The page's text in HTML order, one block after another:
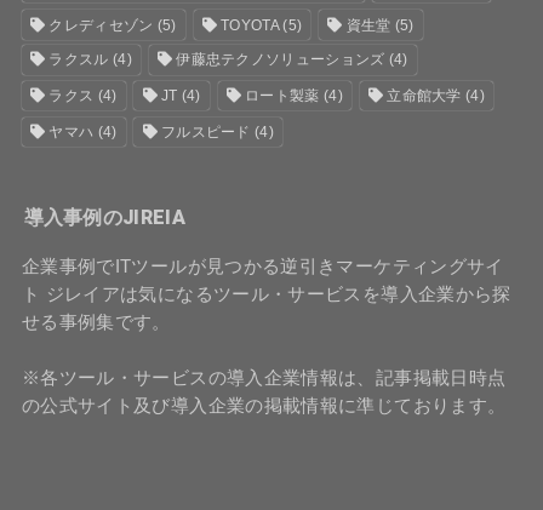
クレディセゾン (5) TOYOTA(5) 資生堂 (5)
ラクスル (4) 伊藤忠テクノソリューションズ (4)
ラクス (4) JT (4) ロート製薬 (4) 立命館大学 (4)
ヤマハ (4) フルスピード (4)
導入事例のJIREIA
企業事例でITツールが見つかる逆引きマーケティングサイ
ト ジレイアは気になるツール・サービスを導入企業から探
せる事例集です。
※各ツール・サービスの導入企業情報は、記事掲載日時点
の公式サイト及び導入企業の掲載情報に準じております。